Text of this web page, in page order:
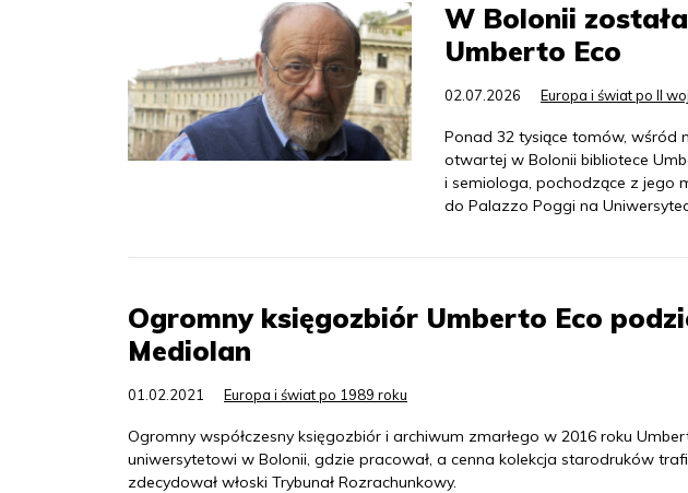
W Bolonii
Umberto Eco
02.07.2026 Europa i świat po II
Ponad 32 tysiące tomów, wśród
otwartej w Bolonii bibliotece
i semiologa, pochodzące z jego
do Palazzo Poggi na
Ogromny księgozbiór Umberto Eco
Mediolan
01.02.2021 Europa i świat po 1989 roku
Ogromny współczesny księgozbiór i archiwum zmarłego w 2016 roku
uniwersytetowi w Bolonii, gdzie pracował, a cenna kolekcja starodruków
zdecydował włoski Trybunał Rozrachunkowy.